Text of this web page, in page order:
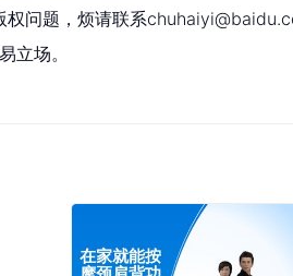
问题，烦请联系
立场。